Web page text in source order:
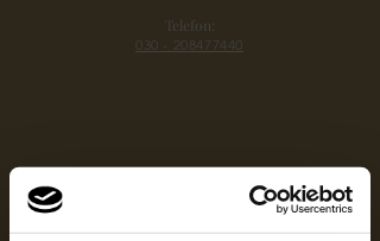
Telefon:
030 - 208477440